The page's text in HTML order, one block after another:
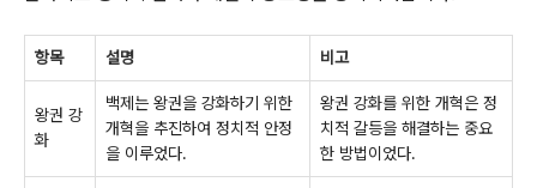
항목 설명 비고
왕권 강
화
백제는 왕권을 강화하기 위한
개혁을 추진하여 정치적 안정
을 이루었다.
왕권 강화를 위한 개혁은 정
치적 갈등을 해결하는 중요
한 방법이었다.